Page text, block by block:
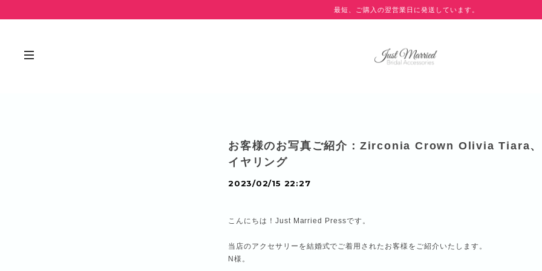
最短、ご購入の翌営業日に発送しています。
お客様のお写真ご紹介：Zirconia Crown Olivia Tiara
イヤリング
2023/02/15 22:27
こんにちは！Just Married Pressです。
当店のアクセサリーを結婚式でご着用されたお客様をご紹介いたします。
N様。